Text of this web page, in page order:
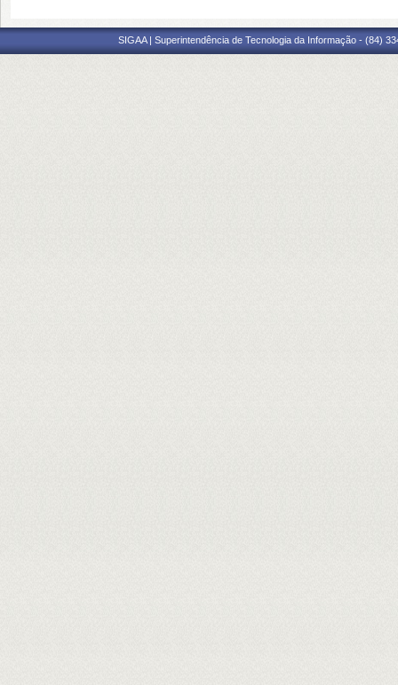
SIGAA | Superintendência de Tecnologia da Informação - (84)